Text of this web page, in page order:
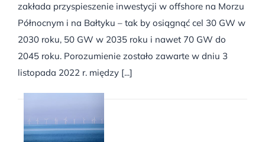
zakłada przyspieszenie inwestycji w offshore na Morzu
Północnym i na Bałtyku – tak by osiągnąć cel 30 GW w
2030 roku, 50 GW w 2035 roku i nawet 70 GW do
2045 roku. Porozumienie zostało zawarte w dniu 3
listopada 2022 r. między [...]